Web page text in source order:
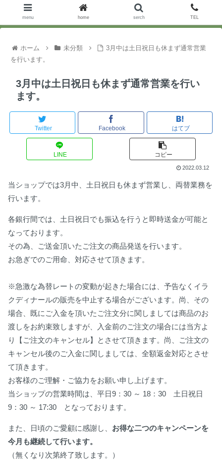
ホーム 未分類
3月中は土日祝日も休まず通常営業
を行います。
3月中は土日祝日も休まず通常営業を行い
ます。
Twitter Facebook はてブ
LINE コピー
2022.03.12
当ショップでは3月中、土日祝日も休まず営業し、両替業務を
行います。
各銀行間では、土日祝日でも振込を行うと即時送金が可能と
なっております。
その為、ご送金頂いたご注文の商品発送を行います。
お急ぎでのご用命、対応させて頂きます。
※急激な為替レートの変動が起きた場合には、予告なくイラ
クディナールの販売を中止する場合がございます。尚、その
場合、既にご入金を頂いたご注文分に関しましては商品のお
渡しをお約束致しますが、入金前のご注文の場合には当方よ
り【ご注文のキャンセル】とさせて頂きます。尚、ご注文の
キャンセル後のご入金に関しましては、全額返金対応とさせ
て頂きます。
お客様のご理解・ご協力をお願い申し上げます。
当ショップの営業時間は、平日9：30 ～ 18：30 土日祝日
9：30 ～ 17:30 となっております。
また、日頃のご愛顧に感謝し、 お得な二つのキャンペーンを
今月も継続して行います。
（無くなり次第終了致します。）
menu home serch TEL